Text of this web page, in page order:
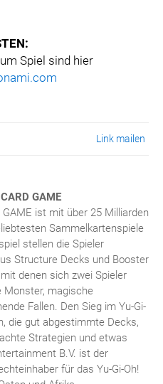
Spiel sind hier
Link mailen
GAME
GAME ist mit über 25 Milliarden
Sammelkartenspiele
stellen die Spieler
Structure Decks und Booster
denen sich zwei Spieler
Monster, magische
Fallen. Den Sieg im Yu-Gi-
die gut abgestimmte Decks,
Strategien und etwas
B.V. ist der
für das Yu-Gi-Oh!